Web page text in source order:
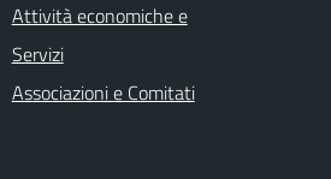
Attività economiche e
Servizi
Associazioni e Comitati